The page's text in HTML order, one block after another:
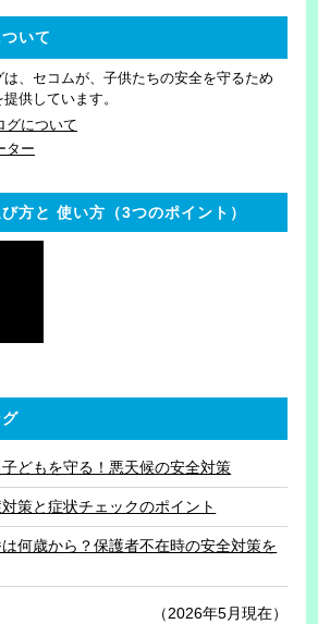
いて
は、セコムが、子供たちの安全を守るため
供しています。
グについて
ター
方と 使い方（3つのポイント）
どもを守る！悪天候の安全対策
策と症状チェックのポイント
何歳から？保護者不在時の安全対策を
（2026年5月現在）